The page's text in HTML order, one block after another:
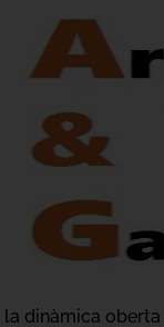
dinàmica